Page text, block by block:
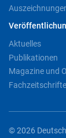
Aktuelles
Publikationen
Magazine und
© 2026